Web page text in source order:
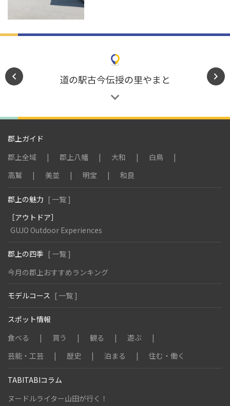
道の駅古今伝授の里やまと
郡上ガイド
郡上全域
郡上八幡 大和
白鳥
高鷲
美並 明宝 和良
郡上の魅力 [ 一覧 ]
［アウトドア］
GUJO Outdoor Experiences
郡上の四季 [ 一覧 ]
今月の郡上おすすめランキング
モデルコース [ 一覧 ]
スポット情報
食べる
買う 観る
遊ぶ
芸能・工芸
歴史 泊まる 住む・働く
TABITABIコラム
ヌードルライター山田が行く！